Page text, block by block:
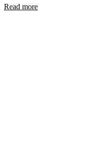
Read more